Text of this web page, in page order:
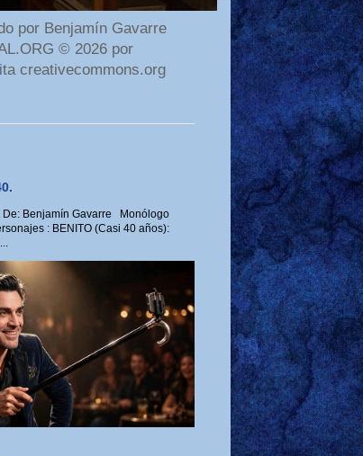
por Benjamín Gavarre
© 2026 por
creativecommons.org
De: Benjamín Gavarre Monólogo
: BENITO (Casi 40 años):